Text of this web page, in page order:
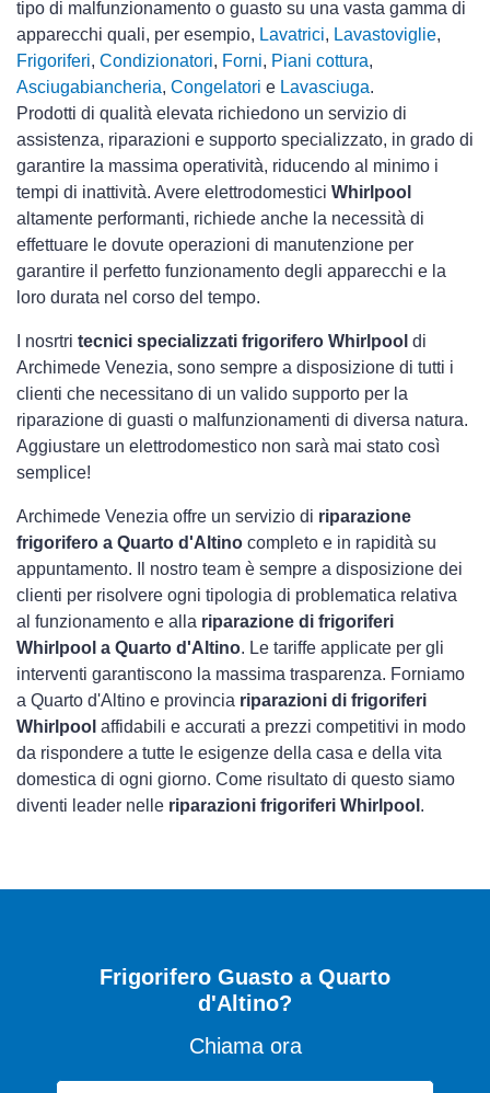
tipo di malfunzionamento o guasto su una vasta gamma di
apparecchi quali, per esempio, Lavatrici, Lavastoviglie,
Frigoriferi, Condizionatori, Forni, Piani cottura,
Asciugabiancheria, Congelatori e Lavasciuga.
Prodotti di qualità elevata richiedono un servizio di
assistenza, riparazioni e supporto specializzato, in grado di
garantire la massima operatività, riducendo al minimo i
tempi di inattività. Avere elettrodomestici Whirlpool
altamente performanti, richiede anche la necessità di
effettuare le dovute operazioni di manutenzione per
garantire il perfetto funzionamento degli apparecchi e la
loro durata nel corso del tempo.
I nosrtri tecnici specializzati frigorifero Whirlpool di
Archimede Venezia, sono sempre a disposizione di tutti i
clienti che necessitano di un valido supporto per la
riparazione di guasti o malfunzionamenti di diversa natura.
Aggiustare un elettrodomestico non sarà mai stato così
semplice!
Archimede Venezia offre un servizio di riparazione
frigorifero a Quarto d'Altino completo e in rapidità su
appuntamento. Il nostro team è sempre a disposizione dei
clienti per risolvere ogni tipologia di problematica relativa
al funzionamento e alla riparazione di frigoriferi
Whirlpool a Quarto d'Altino. Le tariffe applicate per gli
interventi garantiscono la massima trasparenza. Forniamo
a Quarto d'Altino e provincia riparazioni di frigoriferi
Whirlpool affidabili e accurati a prezzi competitivi in modo
da rispondere a tutte le esigenze della casa e della vita
domestica di ogni giorno. Come risultato di questo siamo
diventi leader nelle riparazioni frigoriferi Whirlpool .
Frigorifero Guasto a Quarto
d'Altino?
Chiama ora